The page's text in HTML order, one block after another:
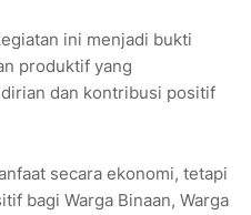
ini menjadi bukti
produktif yang
dan kontribusi positif
secara ekonomi, tetapi
bagi Warga Binaan, Warga